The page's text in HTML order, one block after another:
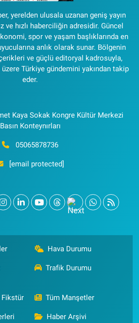
yerelden ulusala uzanan geniş yayın
ve hızlı haberciliğin adresidir. Güncel
spor ve yaşam başlıklarında en
anlık olarak sunar. Bölgenin
ve güçlü editoryal kadrosuyla,
Türkiye gündemini yakından takip
eder.
Kaya Sokak Kongre Kültür Merkezi
Basın Konteynırları
05065878736
[email protected]
Hava Durumu
Trafik Durumu
Fikstür Tüm Manşetler
Haber Arşivi